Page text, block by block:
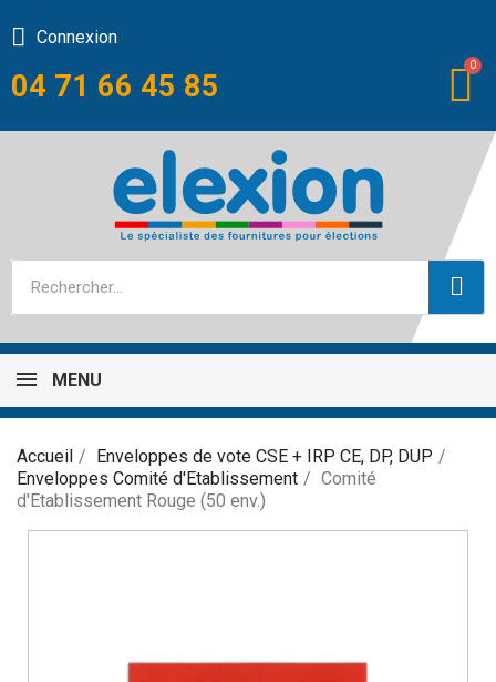
04 71 66 45 85
Connexion
MENU
Accueil
Enveloppes de vote CSE + IRP CE, DP, DUP
Enveloppes Comité d'Etablissement
Comité
d'Etablissement Rouge (50 env.)